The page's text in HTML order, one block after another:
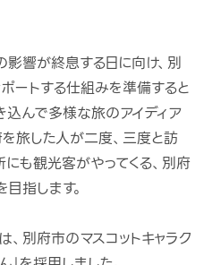
響が終息する日に向け、別
ートする仕組みを準備すると
んで多様な旅のアイディア
旅した人が二度、三度と訪
も観光客がやってくる、別府
指します。
、別府市のマスコットキャラク